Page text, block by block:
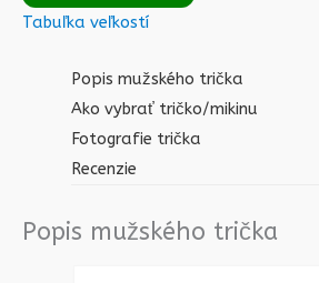
Tabuľka veľkostí
Popis mužského trička
Ako vybrať tričko/mikinu
Fotografie trička
Recenzie
Popis mužského trička